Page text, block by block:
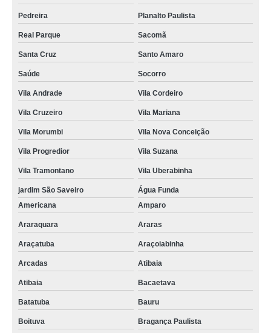
Pedreira Planalto Paulista
Real Parque Sacomã
Santa Cruz Santo Amaro
Saúde Socorro
Vila Andrade Vila Cordeiro
Vila Cruzeiro Vila Mariana
Vila Morumbi Vila Nova Conceição
Vila Progredior Vila Suzana
Vila Tramontano Vila Uberabinha
jardim São Saveiro
Água Funda
Americana
Amparo
Araraquara Araras
Araçatuba Araçoiabinha
Arcadas Atibaia
Atibaia Bacaetava
Batatuba Bauru
Boituva Bragança Paulista